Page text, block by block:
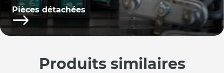
Pièces détachées
Produits similaires